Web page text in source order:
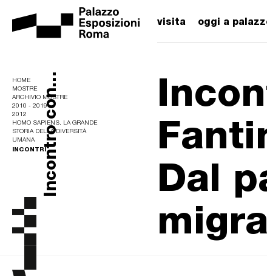
visita oggi a
HOME
MOSTRE
ARCHIVIO MOSTRE
2010 - 2019
2012
HOMO SAPIENS. LA GRANDE
STORIA DELLA DIVERSITÀ
UMANA
INCONTRIIncontro con...
Dal